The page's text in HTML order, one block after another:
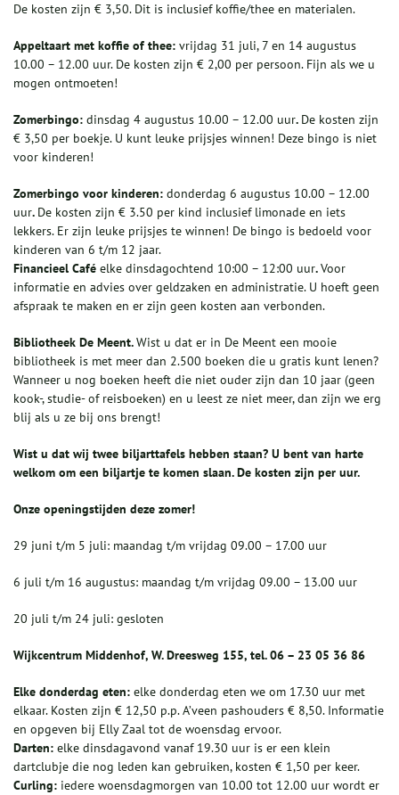
De kosten zijn € 3,50. Dit is inclusief koffie/thee en materialen.
Appeltaart met koffie of thee: vrijdag 31 juli, 7 en 14 augustus
10.00 – 12.00 uur. De kosten zijn € 2,00 per persoon. Fijn als we u
mogen ontmoeten!
Zomerbingo: dinsdag 4 augustus 10.00 – 12.00 uur. De kosten zijn
€ 3,50 per boekje. U kunt leuke prijsjes winnen! Deze bingo is niet
voor kinderen!
Zomerbingo voor kinderen: donderdag 6 augustus 10.00 – 12.00
uur. De kosten zijn € 3.50 per kind inclusief limonade en iets
lekkers. Er zijn leuke prijsjes te winnen! De bingo is bedoeld voor
kinderen van 6 t/m 12 jaar.
Financieel Café elke dinsdagochtend 10:00 – 12:00 uur.Voor
informatie en advies over geldzaken en administratie. U hoeft geen
afspraak te maken en er zijn geen kosten aan verbonden.
Bibliotheek De Meent.Wist u dat er in De Meent een mooie
bibliotheek is met meer dan 2.500 boeken die u gratis kunt lenen?
Wanneer u nog boeken heeft die niet ouder zijn dan 10 jaar (geen
kook-, studie- of reisboeken) en u leest ze niet meer, dan zijn we erg
blij als u ze bij ons brengt!
Wist u dat wij twee biljarttafels hebben staan? U bent van harte
welkom om een biljartje te komen slaan. De kosten zijn per uur.
Onze openingstijden deze zomer!
29 juni t/m 5 juli: maandag t/m vrijdag 09.00 – 17.00 uur
6 juli t/m 16 augustus: maandag t/m vrijdag 09.00 – 13.00 uur
20 juli t/m 24 juli: gesloten
Wijkcentrum Middenhof, W. Dreesweg 155, tel. 06 – 23 05 36 86
Elke donderdag eten: elke donderdag eten we om 17.30 uur met
elkaar. Kosten zijn € 12,50 p.p. A’veen pashouders € 8,50. Informatie
en opgeven bij Elly Zaal tot de woensdag ervoor.
Darten: elke dinsdagavond vanaf 19.30 uur is er een klein
dartclubje die nog leden kan gebruiken, kosten € 1,50 per keer.
Curling: iedere woensdagmorgen van 10.00 tot 12.00 uur wordt er